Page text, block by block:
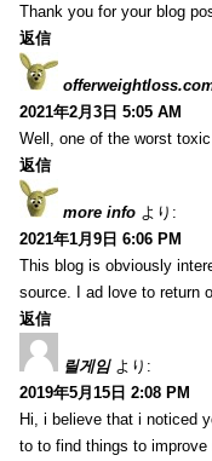
Thank you for your blog
返信
2021年2月3日 5:05 AM
Well, one of the worst
返信
more info より:
2021年1月9日 6:06 PM
This blog is obviously
source. I ad love to return
返信
릴게임 より:
2019年5月15日 2:08 PM
Hi, i believe that i noticed
to to find things to